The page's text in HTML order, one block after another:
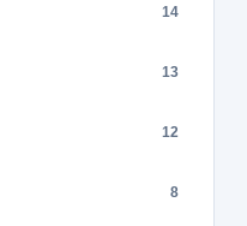
14
13
12
8